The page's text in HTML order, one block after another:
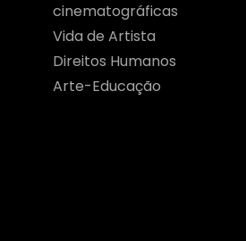
cinematográficas
Vida de Artista
Direitos Humanos
Arte-Educação